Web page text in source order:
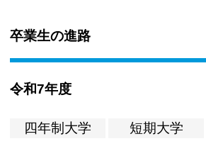
卒業生の進路
令和7年度
四年制大学 短期大学